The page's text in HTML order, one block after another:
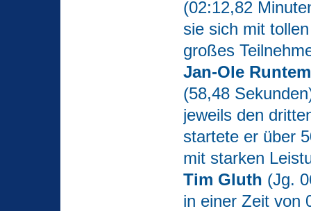
(02:12,82
sie sich mit
großes
Jan-Ole
(58,48
jeweils den
startete er über
mit starken
Tim Gluth (Jg.
in einer Zeit von